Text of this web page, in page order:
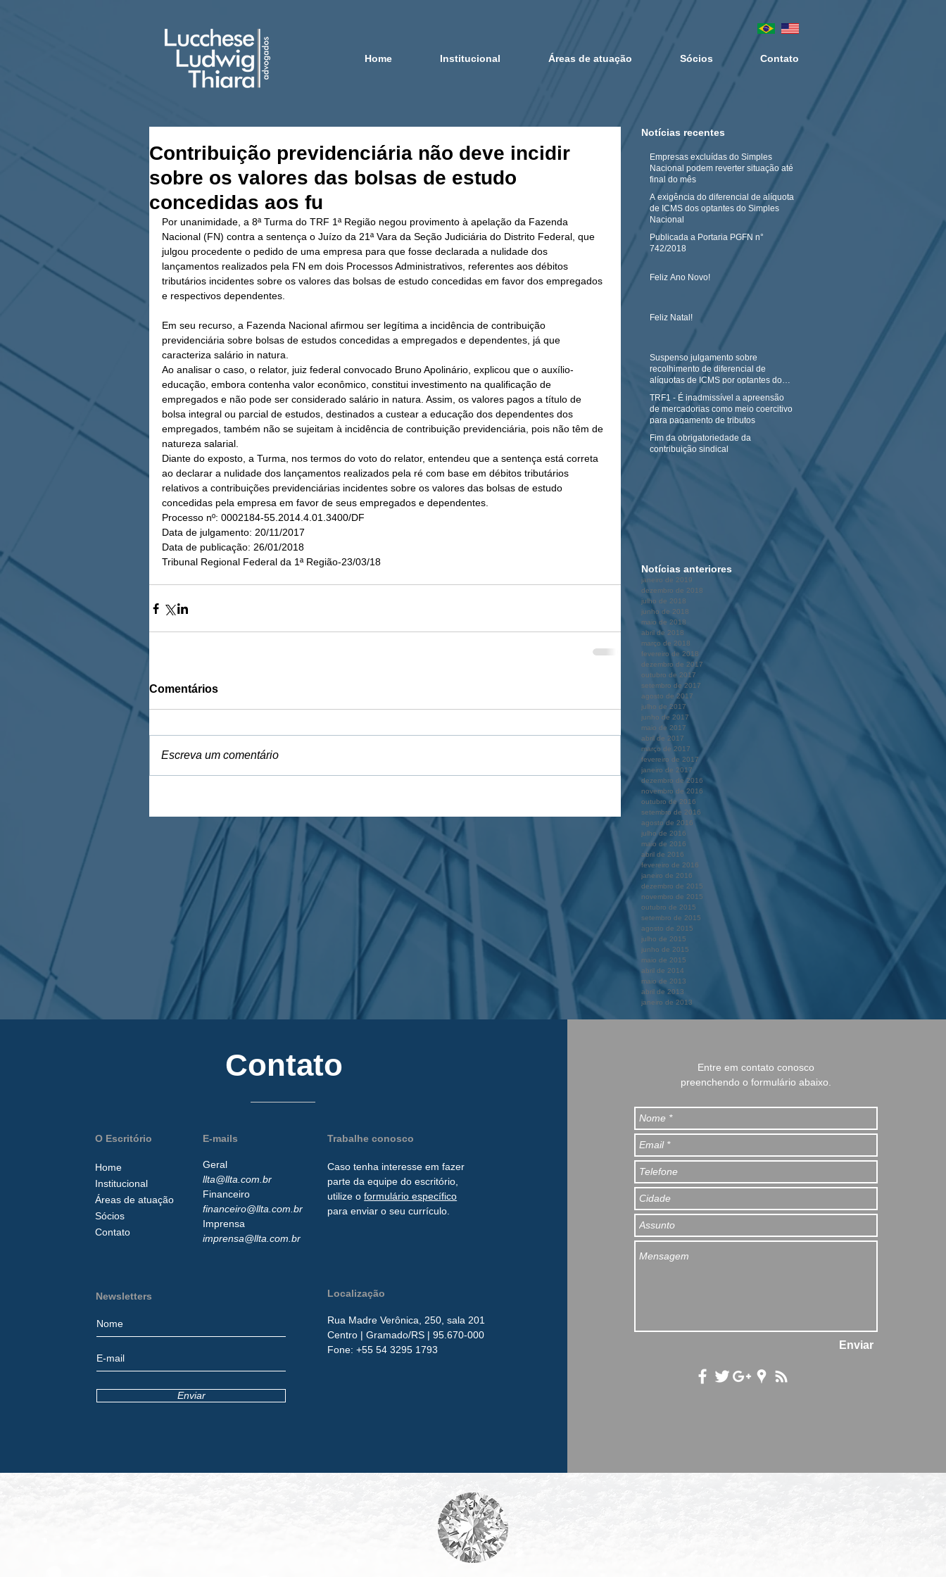
Home Institucional Áreas de atuação Sócios Contato
Contribuição previdenciária não deve incidir
sobre os valores das bolsas de estudo
concedidas aos fu
Por unanimidade, a 8ª Turma do TRF 1ª Região negou provimento à apelação da Fazenda
Nacional (FN) contra a sentença o Juízo da 21ª Vara da Seção Judiciária do Distrito Federal, que
julgou procedente o pedido de uma empresa para que fosse declarada a nulidade dos
lançamentos realizados pela FN em dois Processos Administrativos, referentes aos débitos
tributários incidentes sobre os valores das bolsas de estudo concedidas em favor dos empregados
e respectivos dependentes.
Em seu recurso, a Fazenda Nacional afirmou ser legítima a incidência de contribuição
previdenciária sobre bolsas de estudos concedidas a empregados e dependentes, já que
caracteriza salário in natura.
Ao analisar o caso, o relator, juiz federal convocado Bruno Apolinário, explicou que o auxílio-
educação, embora contenha valor econômico, constitui investimento na qualificação de
empregados e não pode ser considerado salário in natura. Assim, os valores pagos a título de
bolsa integral ou parcial de estudos, destinados a custear a educação dos dependentes dos
empregados, também não se sujeitam à incidência de contribuição previdenciária, pois não têm de
natureza salarial.
Diante do exposto, a Turma, nos termos do voto do relator, entendeu que a sentença está correta
ao declarar a nulidade dos lançamentos realizados pela ré com base em débitos tributários
relativos a contribuições previdenciárias incidentes sobre os valores das bolsas de estudo
concedidas pela empresa em favor de seus empregados e dependentes.
Processo nº: 0002184-55.2014.4.01.3400/DF
Data de julgamento: 20/11/2017
Data de publicação: 26/01/2018
Tribunal Regional Federal da 1ª Região-23/03/18
Comentários
Escreva um comentário
Notícias recentes
Empresas excluídas do Simples
Nacional podem reverter situação até
final do mês
A exigência do diferencial de alíquota
de ICMS dos optantes do Simples
Nacional
Publicada a Portaria PGFN n°
742/2018
Feliz Ano Novo!
Feliz Natal!
Suspenso julgamento sobre
recolhimento de diferencial de
alíquotas de ICMS por optantes do
Simples N
TRF1 - É inadmissível a apreensão
de mercadorias como meio coercitivo
para pagamento de tributos
Fim da obrigatoriedade da
contribuição sindical
Notícias anteriores
janeiro de 2019
dezembro de 2018
julho de 2018
junho de 2018
maio de 2018
abril de 2018
março de 2018
fevereiro de 2018
dezembro de 2017
outubro de 2017
setembro de 2017
agosto de 2017
julho de 2017
junho de 2017
maio de 2017
abril de 2017
março de 2017
fevereiro de 2017
janeiro de 2017
dezembro de 2016
novembro de 2016
outubro de 2016
setembro de 2016
agosto de 2016
julho de 2016
maio de 2016
abril de 2016
fevereiro de 2016
janeiro de 2016
dezembro de 2015
novembro de 2015
outubro de 2015
setembro de 2015
agosto de 2015
julho de 2015
junho de 2015
maio de 2015
abril de 2014
maio de 2013
abril de 2013
janeiro de 2013
Contato
O Escritório
Home
Institucional
Áreas de atuação
Sócios
Contato
E-mails
Geral
llta@llta.com.br
Financeiro
financeiro@llta.com.br
Imprensa
imprensa@llta.com.br
Trabalhe conosco
Caso tenha interesseemfazer
parte daequipe do escritório,
utilize oformulárioespecífico
para enviar o seu currículo.
Enviar
Newsletters Localização
Rua Madre Verônica, 250, sala 201
Centro | Gramado/RS | 95.670-000
​Fone:+55 54 3295 1793
Entre em contato conosco
preenchendo o formulário abaixo.
Enviar